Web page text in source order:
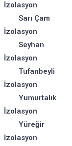
İzolasyon
Sarı Çam
İzolasyon
Seyhan
İzolasyon
Tufanbeyli
İzolasyon
Yumurtalık
İzolasyon
Yüreğir
İzolasyon